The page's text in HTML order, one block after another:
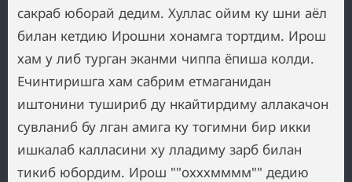
сакраб юборай дедим. Хуллас ойим ку шни аёл
билан кетдию Ирошни хонамга тортдим. Ирош
хам у либ турган эканми чиппа ёпиша колди.
Ечинтиришга хам сабрим етмаганидан
иштонини тушириб ду нкайтирдиму аллакачон
сувланиб бу лган амига ку тогимни бир икки
ишкалаб калласини ху лладиму зарб билан
тикиб юбордим. Ирош ""охххмммм"" дедию